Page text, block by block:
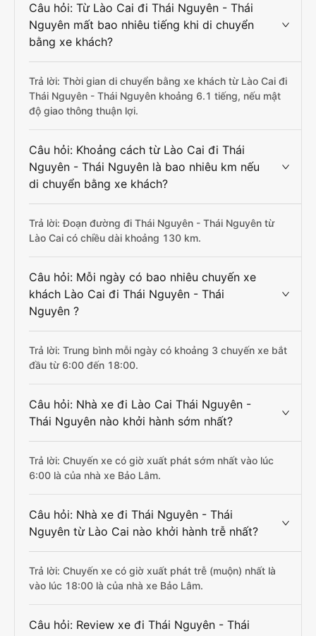
Câu hỏi: Từ Lào Cai đi Thái Nguyên - Thái
Nguyên mất bao nhiêu tiếng khi di chuyển
bằng xe khách?
Trả lời: Thời gian di chuyển bằng xe khách từ Lào Cai đi
Thái Nguyên - Thái Nguyên khoảng 6.1 tiếng, nếu mật
độ giao thông thuận lợi.
Câu hỏi: Khoảng cách từ Lào Cai đi Thái
Nguyên - Thái Nguyên là bao nhiêu km nếu
di chuyển bằng xe khách?
Trả lời: Đoạn đường đi Thái Nguyên - Thái Nguyên từ
Lào Cai có chiều dài khoảng 130 km.
Câu hỏi: Mỗi ngày có bao nhiêu chuyến xe
khách Lào Cai đi Thái Nguyên - Thái
Nguyên ?
Trả lời: Trung bình mỗi ngày có khoảng 3 chuyến xe bắt
đầu từ 6:00 đến 18:00.
Câu hỏi: Nhà xe đi Lào Cai Thái Nguyên -
Thái Nguyên nào khởi hành sớm nhất?
Trả lời: Chuyến xe có giờ xuất phát sớm nhất vào lúc
6:00 là của nhà xe Bảo Lâm.
Câu hỏi: Nhà xe đi Thái Nguyên - Thái
Nguyên từ Lào Cai nào khởi hành trễ nhất?
Trả lời: Chuyến xe có giờ xuất phát trễ (muộn) nhất là
vào lúc 18:00 là của nhà xe Bảo Lâm.
Câu hỏi: Review xe đi Thái Nguyên - Thái